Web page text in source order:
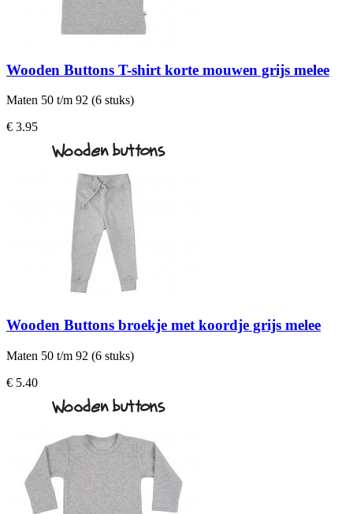
Wooden Buttons T-shirt korte mouwen grijs melee
Maten 50 t/m 92 (6 stuks)
€ 3.95
Wooden Buttons broekje met koordje grijs melee
Maten 50 t/m 92 (6 stuks)
€ 5.40